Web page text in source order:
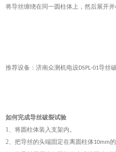
将导丝缠绕在同一圆柱体上，然后展开
推荐设备：济南众测机电设DSPL-01导丝
如何完成导丝破裂试验
1、将圆柱体装入支架内。
2、把导丝的头端固定在离圆柱体10mm